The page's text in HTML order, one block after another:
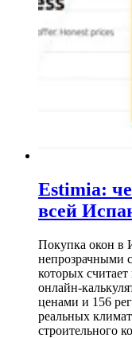
Estimia:
всей
Покупка окон в
непрозрачными
которых
онлайн-
ценами и 156
реальных
строительного